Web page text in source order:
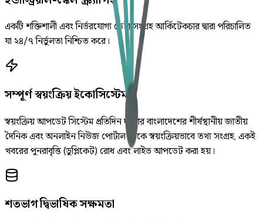
একটি শক্তিশালী এবং নির্ভরযোগ্য ডেটা সংগ্রহ আর্কিটেকচার দ্বারা পরিচালিত
যা ২৪/৭ নির্ভুলতা নিশ্চিত করে।
সম্পূর্ণ স্বয়ংক্রিয় ইকোসিস্টেম
স্বয়ংক্রিয় আপডেট সিস্টেম প্রতিদিন দুইবার বাংলাদেশের শীর্ষস্থানীয় জাতীয়
দৈনিক এবং অনলাইন নিউজ পোর্টাল থেকে স্বয়ংক্রিয়ভাবে তথ্য সংগ্রহ, একই
খবরের পুনরাবৃত্তি (ডুপ্লিকেট) রোধ এবং লাইভ আপডেট করা হয়।
শতভাগ দ্বিভাষিক সক্ষমতা